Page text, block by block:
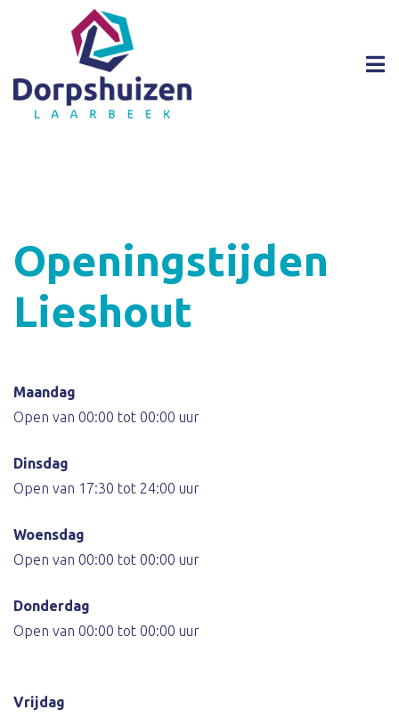
Openingstijden
Lieshout
Maandag
Open van 00:00 tot 00:00 uur
Dinsdag
Open van 17:30 tot 24:00 uur
Woensdag
Open van 00:00 tot 00:00 uur
Donderdag
Open van 00:00 tot 00:00 uur
Vrijdag